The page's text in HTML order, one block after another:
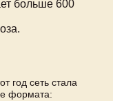
больше 600
год сеть стала
формата: